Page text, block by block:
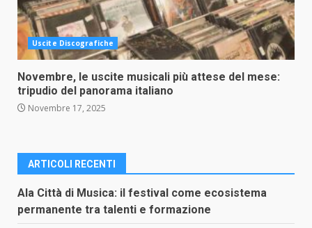
Uscite Discografiche
Novembre, le uscite musicali più attese del mese:
tripudio del panorama italiano
Novembre 17, 2025
ARTICOLI RECENTI
Ala Città di Musica: il festival come ecosistema
permanente tra talenti e formazione